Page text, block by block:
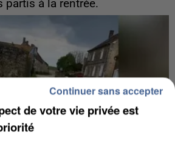
partis à la rentrée.
de votre vie privée est
Continuer sans accepter